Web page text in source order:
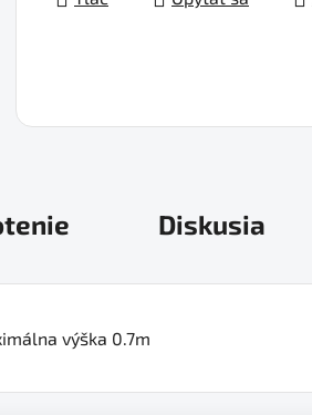
Diskusia
výška 0.7m